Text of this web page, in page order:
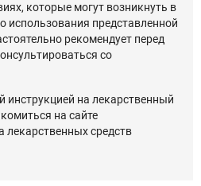
которые могут возникнуть в
использования представленной
рекомендует перед
со
инструкцией на лекарственный
на сайте
лекарственных средств